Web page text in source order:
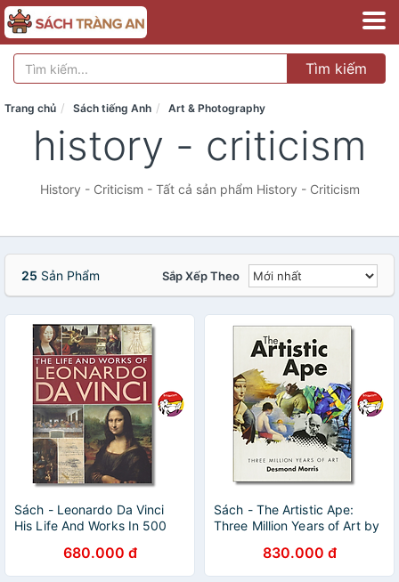
Tìm kiếm
Trang chủ Sách tiếng Anh Art & Photography
history - criticism
History - Criticism - Tất cả sản phẩm History - Criticism
25 Sản Phẩm Sắp Xếp Theo
Sách - Leonardo Da Vinci
His Life And Works In 500
Ormiston - Sách nghệ thuật
bằng tiếng anh
680.000 đ
Sách - The Artistic Ape:
Three Million Years of Art by
Bìa cứng830.000 đ